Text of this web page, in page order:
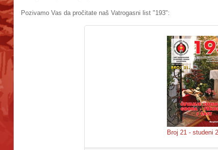
Pozivamo Vas da pročitate naš Vatrogasni list "193":
Broj 21 - studeni